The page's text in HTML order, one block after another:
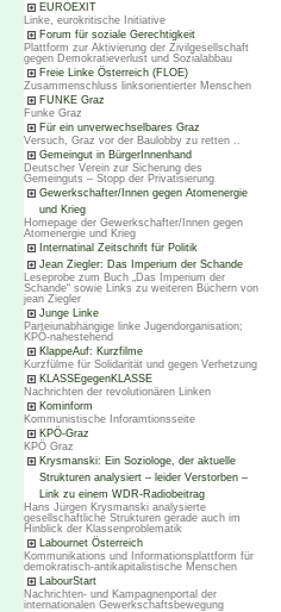
EUROEXIT
Linke, eurokritische Initiative
Forum für soziale Gerechtigkeit
Plattform zur Aktivierung der Zivilgesellschaft
gegen Demokratieverlust und Sozialabbau
Freie Linke Österreich (FLOE)
Zusammenschluss linksorientierter Menschen
FUNKE Graz
Funke Graz
Für ein unverwechselbares Graz
Versuch, Graz vor der Baulobby zu retten ..
Gemeingut in BürgerInnenhand
Deutscher Verein zur Sicherung des
Gemeinguts – Stopp der Privatisierung
Gewerkschafter/Innen gegen Atomenergie
und Krieg
Homepage der Gewerkschafter/Innen gegen
Atomenergie und Krieg
Internatinal Zeitschrift für Politik
Jean Ziegler: Das Imperium der Schande
Leseprobe zum Buch „Das Imperium der
Schande“ sowie Links zu weiteren Büchern von
jean Ziegler
Junge Linke
Parteiunabhängige linke Jugendorganisation;
KPÖ-nahestehend
KlappeAuf: Kurzfilme
Kurzfülme für Solidarität und gegen Verhetzung
KLASSEgegenKLASSE
Nachrichten der revolutionären Linken
Kominform
Kommunistische Inforamtionsseite
KPÖ-Graz
KPÖ Graz
Krysmanski: Ein Soziologe, der aktuelle
Strukturen analysiert – leider Verstorben –
Link zu einem WDR-Radiobeitrag
Hans Jürgen Krysmanski analysierte
gesellschaftliche Strukturen gerade auch im
Hinblick der Klassenproblematik
Labournet Österreich
Kommunikations und Informationsplattform für
demokratisch-antikapitalistische Menschen
LabourStart
Nachrichten- und Kampagnenportal der
internationalen Gewerkschaftsbewegung